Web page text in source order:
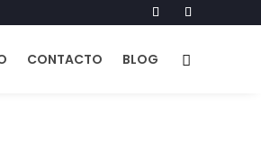
CONTACTO BLOG